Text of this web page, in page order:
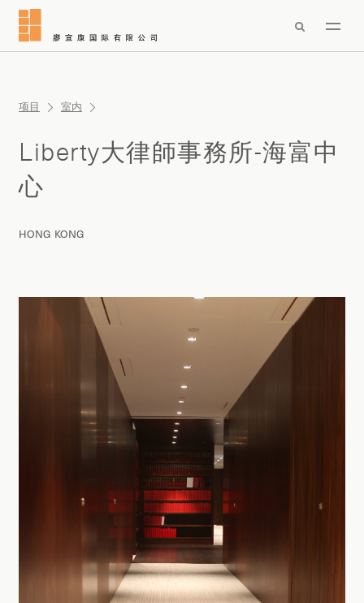

项目 室内
Liberty大律師事務所-海富中
心
HONG KONG